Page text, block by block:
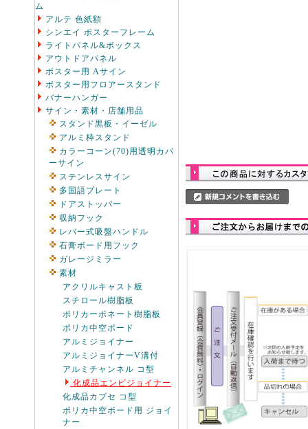
ム
アルテ 色紙額
シンエイ ポスターフレーム
ライトパネル&ボックス
アウトドアパネル
ポスター用 Aサイン
ポスター用フロアースタンド
バナーハンガー
サイン・素材・店舗用品
スタンド黒板・イーゼル
アルミ枠スタンド
カラーコーン(70)用透明カバ
ーサイン
ステンレスサイン
多国語プレート
ドアストッパー
収納フック
レバー式吸盤ハンドル
石膏ボード用フック
ガレージミラー
素材
アクリルキャスト板
スチロール樹脂板
ポリカーボネート樹脂板
ポリカ中空ボード
アルミジョイナー
アルミジョイナーV溝付
アルミチャンネル コ型
化成品エンビジョイナー
化成品カブセ コ型
ポリカ中空ボード用 ジョイ
ナー